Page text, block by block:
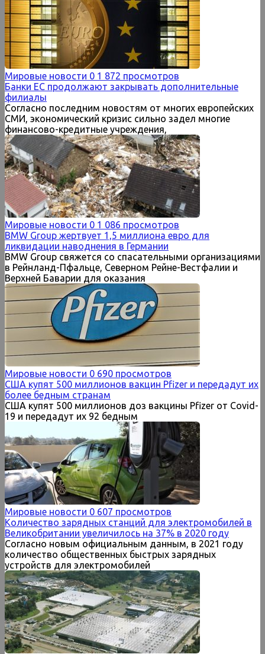
Мировые новости 0 1 872 просмотров
Банки ЕС продолжают закрывать дополнительные
филиалы
Согласно последним новостям от многих европейских
СМИ, экономический кризис сильно задел многие
финансово-кредитные учреждения,
Мировые новости 0 1 086 просмотров
BMW Group жертвует 1,5 миллиона евро для
ликвидации наводнения в Германии
BMW Group свяжется со спасательными организациями
в Рейнланд-Пфальце, Северном Рейне-Вестфалии и
Верхней Баварии для оказания
Мировые новости 0 690 просмотров
США купят 500 миллионов вакцин Pfizer и передадут их
более бедным странам
США купят 500 миллионов доз вакцины Pfizer от Covid-
19 и передадут их 92 бедным
Мировые новости 0 607 просмотров
Количество зарядных станций для электромобилей в
Великобритании увеличилось на 37% в 2020 году
Согласно новым официальным данным, в 2021 году
количество общественных быстрых зарядных
устройств для электромобилей